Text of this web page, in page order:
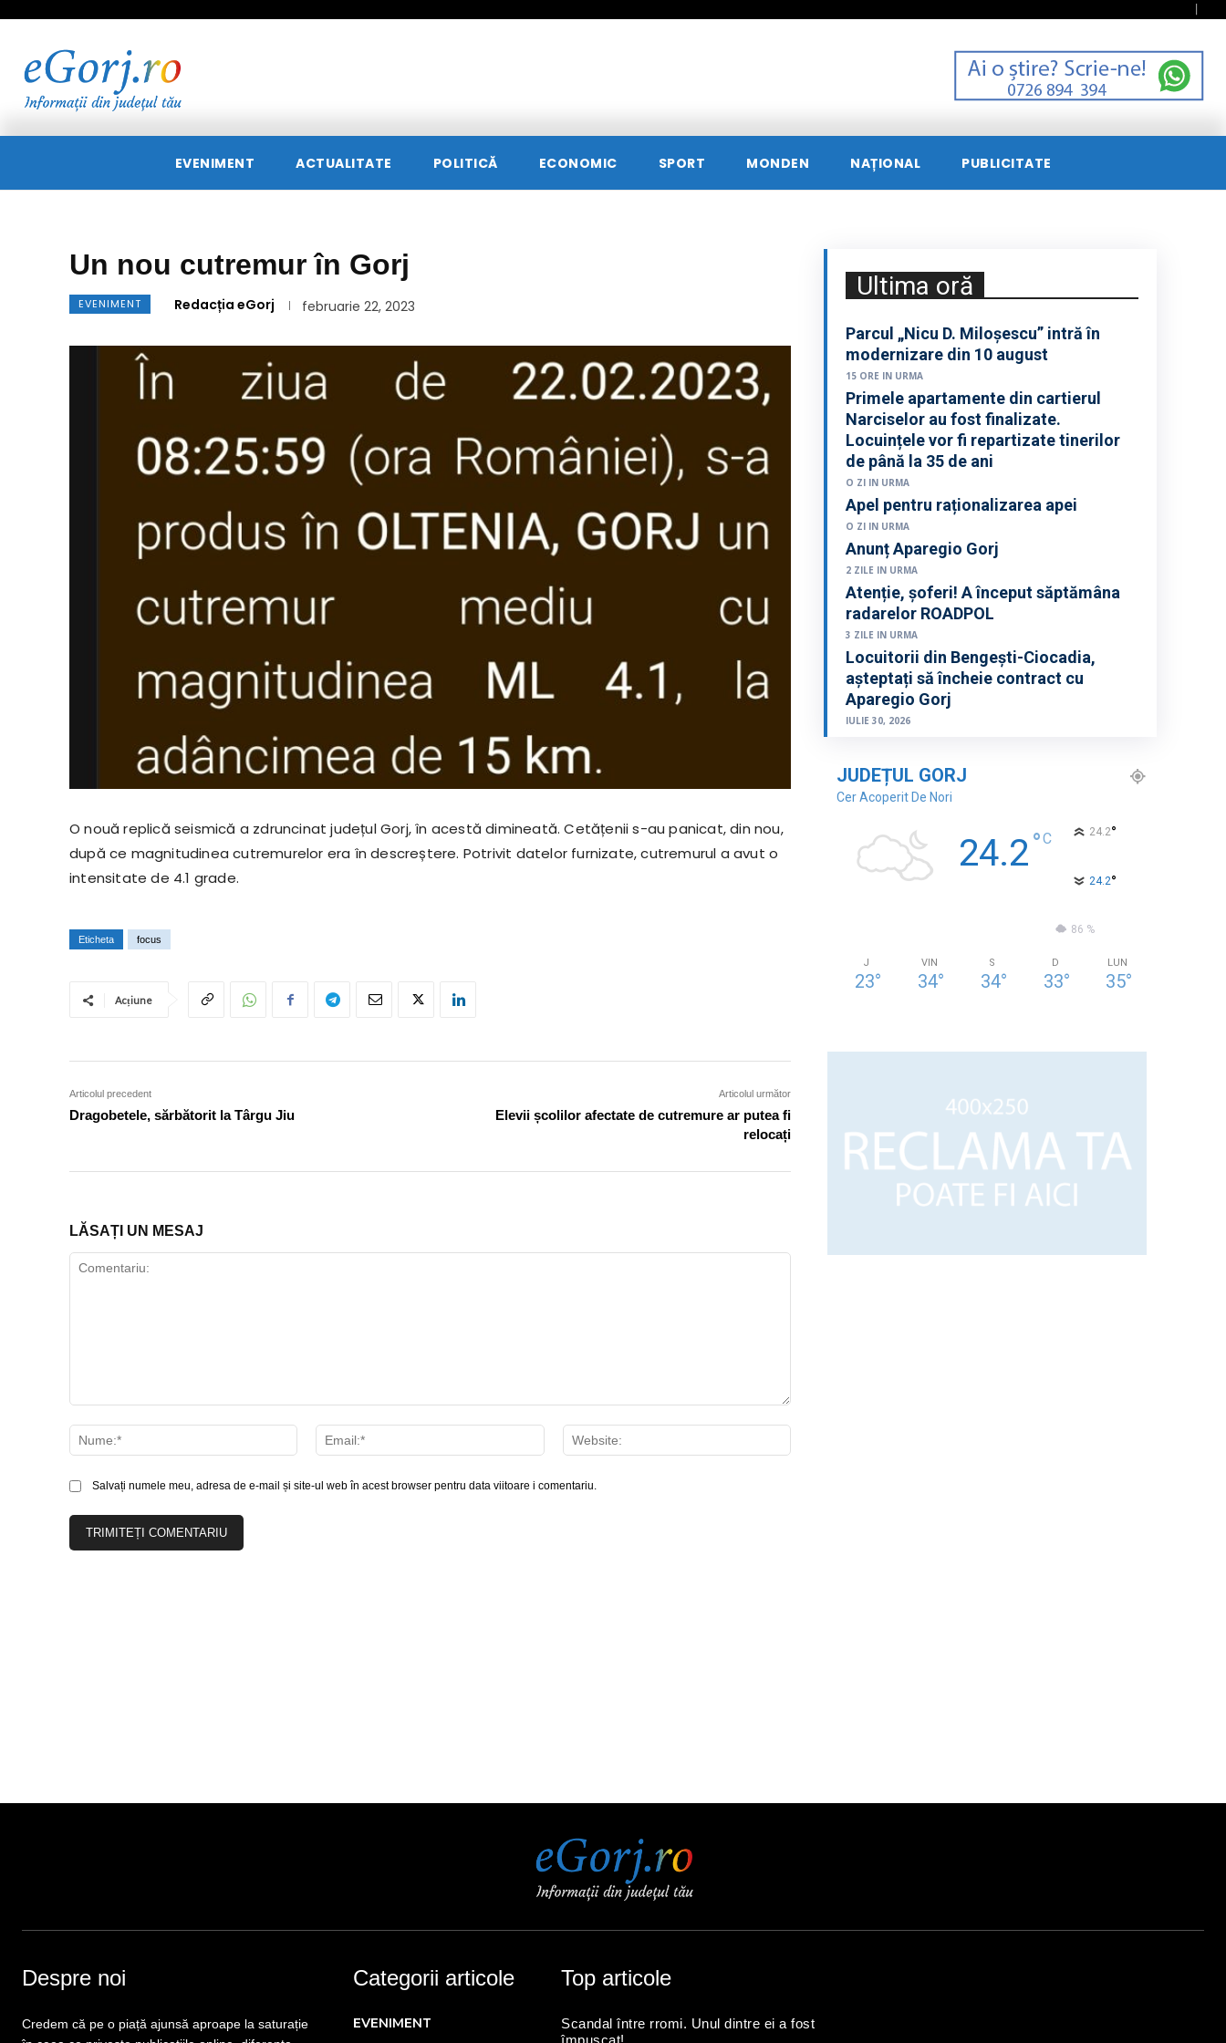
EVENIMENT ACTUALITATE POLITICĂ ECONOMIC SPORT MONDEN NAȚIONAL PUBLICITATE
Un nou cutremur în Gorj
EVENIMENT Redacția eGorj februarie 22, 2023
O nouă replică seismică a zdruncinat județul Gorj, în acestă dimineată. Cetățenii s-au panicat, din nou,
după ce magnitudinea cutremurelor era în descreștere. Potrivit datelor furnizate, cutremurul a avut o
intensitate de 4.1 grade.
Eticheta focus
Acțiune
Articolul precedent
Dragobetele, sărbătorit la Târgu Jiu
Articolul următor
Elevii școlilor afectate de cutremure ar putea fi
relocați
LĂSAȚI UN MESAJ
Nume:*
Email:*
Salvați numele meu, adresa de e-mail și site-ul web în acest browser pentru data viitoare i comentariu.
Ultima oră
Parcul „Nicu D. Miloșescu” intră în
modernizare din 10 august
15 ORE IN URMA
Primele apartamente din cartierul
Narciselor au fost finalizate.
Locuințele vor fi repartizate tinerilor
de până la 35 de ani
O ZI IN URMA
Apel pentru raționalizarea apei
O ZI IN URMA
Anunț Aparegio Gorj
2 ZILE IN URMA
Atenție, șoferi! A început săptămâna
radarelor ROADPOL
3 ZILE IN URMA
Locuitorii din Bengești-Ciocadia,
așteptați să încheie contract cu
Aparegio Gorj
IULIE 30, 2026
JUDEȚUL GORJ
Cer Acoperit De Nori
24.2°C 24.2°
24.2°
86 %
J
23°
VIN
34°
S
34°
D
33°
LUN
35°
Despre noi
Credem că pe o piață ajunsă aproape la saturație
Categorii articole
EVENIMENT
Top articole
Scandal între rromi. Unul dintre ei a fost
împușcat!